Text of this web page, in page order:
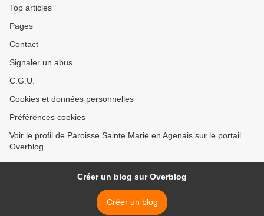
Top articles
Pages
Contact
Signaler un abus
C.G.U.
Cookies et données personnelles
Préférences cookies
Voir le profil de Paroisse Sainte Marie en Agenais sur le portail
Overblog
Créer un blog sur Overblog
Créer un blog